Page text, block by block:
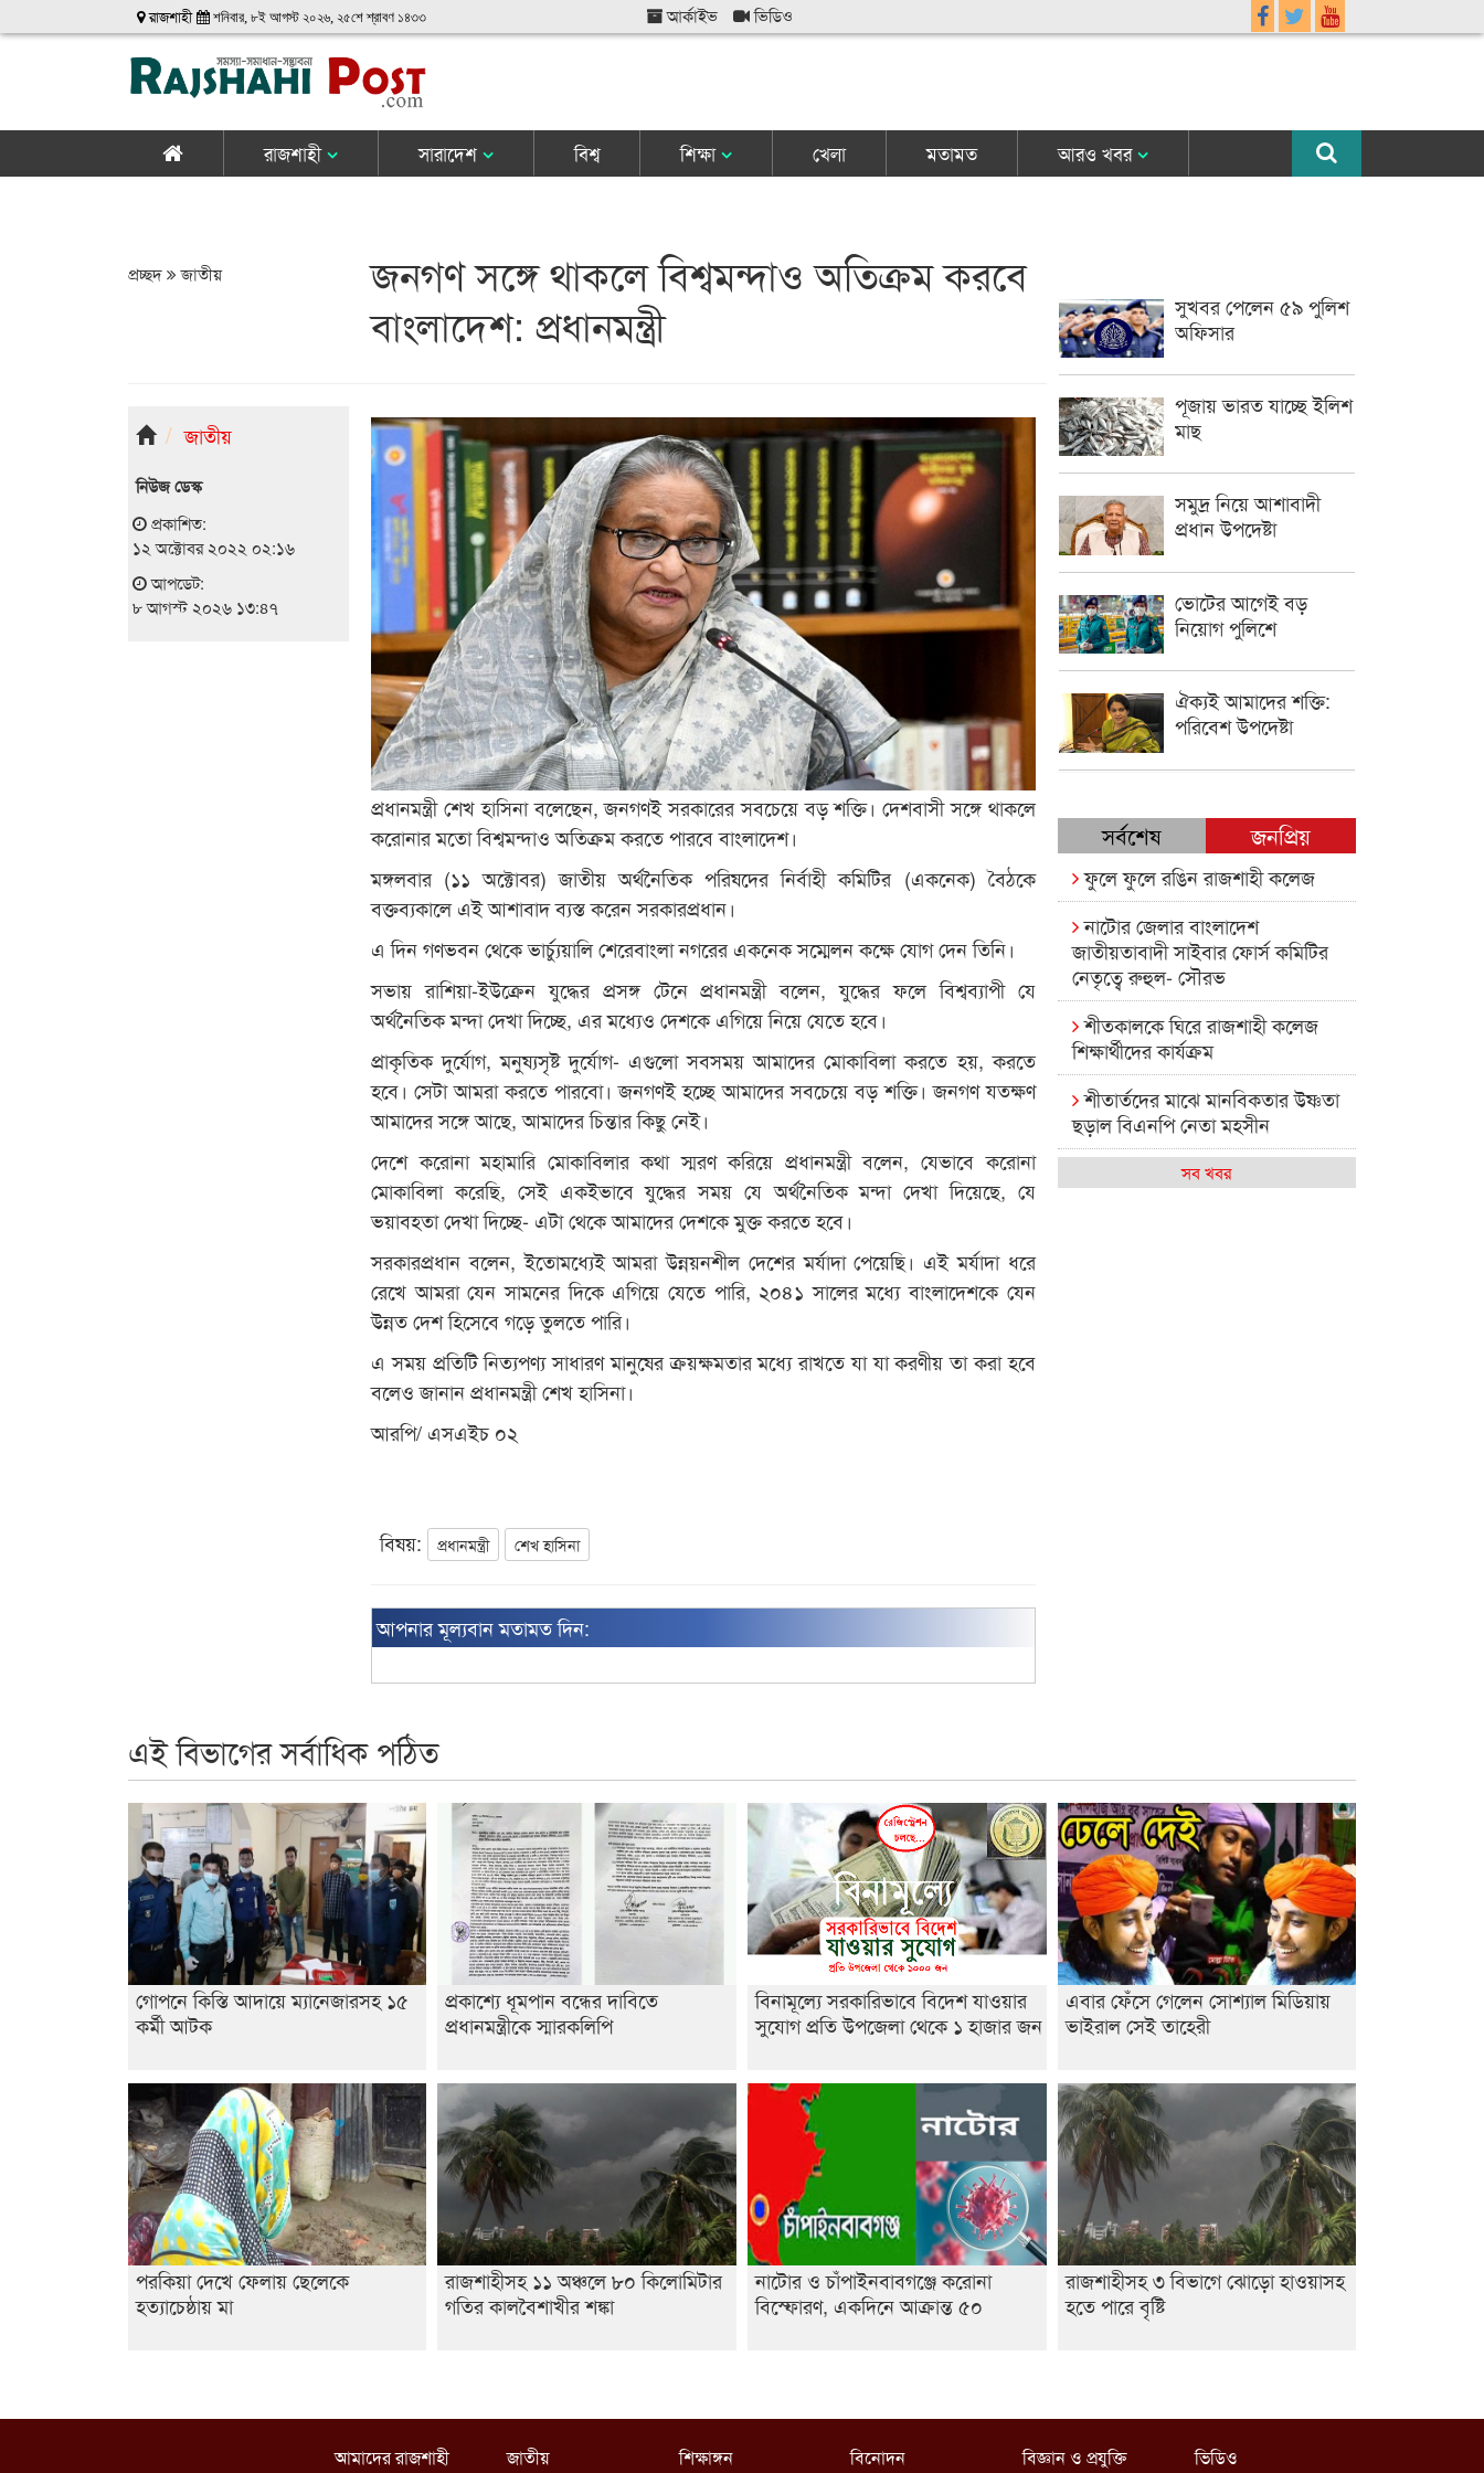
রাজশাহী শনিবার, ৮ই আগস্ট ২০২৬, ২৫শে শ্রাবণ ১৪৩৩ আর্কাইভ ভিডিও
রাজশাহী সারাদেশ বিশ্ব শিক্ষা খেলা মতামত আরও খবর
প্রচ্ছদ জাতীয়
জনগণ সঙ্গে থাকলে বিশ্বমন্দাও অতিক্রম করবে
বাংলাদেশ: প্রধানমন্ত্রী
জাতীয়
নিউজ ডেস্ক
প্রকাশিত:
১২ অক্টোবর ২০২২ ০২:১৬
আপডেট:
৮ আগস্ট ২০২৬ ১৩:৪৭
প্রধানমন্ত্রী শেখ হাসিনা বলেছেন, জনগণই সরকারের সবচেয়ে বড় শক্তি। দেশবাসী সঙ্গে থাকলে
করোনার মতো বিশ্বমন্দাও অতিক্রম করতে পারবে বাংলাদেশ।
মঙ্গলবার (১১ অক্টোবর) জাতীয় অর্থনৈতিক পরিষদের নির্বাহী কমিটির (একনেক) বৈঠকে
বক্তব্যকালে এই আশাবাদ ব্যস্ত করেন সরকারপ্রধান।
এ দিন গণভবন থেকে ভার্চ্যুয়ালি শেরেবাংলা নগরের একনেক সম্মেলন কক্ষে যোগ দেন তিনি।
সভায় রাশিয়া-ইউক্রেন যুদ্ধের প্রসঙ্গ টেনে প্রধানমন্ত্রী বলেন, যুদ্ধের ফলে বিশ্বব্যাপী যে
অর্থনৈতিক মন্দা দেখা দিচ্ছে, এর মধ্যেও দেশকে এগিয়ে নিয়ে যেতে হবে।
প্রাকৃতিক দুর্যোগ, মনুষ্যসৃষ্ট দুর্যোগ- এগুলো সবসময় আমাদের মোকাবিলা করতে হয়, করতে
হবে। সেটা আমরা করতে পারবো। জনগণই হচ্ছে আমাদের সবচেয়ে বড় শক্তি। জনগণ যতক্ষণ
আমাদের সঙ্গে আছে, আমাদের চিন্তার কিছু নেই।
দেশে করোনা মহামারি মোকাবিলার কথা স্মরণ করিয়ে প্রধানমন্ত্রী বলেন, যেভাবে করোনা
মোকাবিলা করেছি, সেই একইভাবে যুদ্ধের সময় যে অর্থনৈতিক মন্দা দেখা দিয়েছে, যে
ভয়াবহতা দেখা দিচ্ছে- এটা থেকে আমাদের দেশকে মুক্ত করতে হবে।
সরকারপ্রধান বলেন, ইতোমধ্যেই আমরা উন্নয়নশীল দেশের মর্যাদা পেয়েছি। এই মর্যাদা ধরে
রেখে আমরা যেন সামনের দিকে এগিয়ে যেতে পারি, ২০৪১ সালের মধ্যে বাংলাদেশকে যেন
উন্নত দেশ হিসেবে গড়ে তুলতে পারি।
এ সময় প্রতিটি নিত্যপণ্য সাধারণ মানুষের ক্রয়ক্ষমতার মধ্যে রাখতে যা যা করণীয় তা করা হবে
বলেও জানান প্রধানমন্ত্রী শেখ হাসিনা।
আরপি/ এসএইচ ০২
বিষয়: প্রধানমন্ত্রী শেখ হাসিনা
আপনার মূল্যবান মতামত দিন:
সুখবর পেলেন ৫৯ পুলিশ
অফিসার
পূজায় ভারত যাচ্ছে ইলিশ
মাছ
সমুদ্র নিয়ে আশাবাদী
প্রধান উপদেষ্টা
ভোটের আগেই বড়
নিয়োগ পুলিশে
ঐক্যই আমাদের শক্তি:
পরিবেশ উপদেষ্টা
সর্বশেষ জনপ্রিয়
ফুলে ফুলে রঙিন রাজশাহী কলেজ
নাটোর জেলার বাংলাদেশ
জাতীয়তাবাদী সাইবার ফোর্স কমিটির
নেতৃত্বে রুহুল- সৌরভ
শীতকালকে ঘিরে রাজশাহী কলেজ
শিক্ষার্থীদের কার্যক্রম
শীতার্তদের মাঝে মানবিকতার উষ্ণতা
ছড়াল বিএনপি নেতা মহসীন
রাজশাহী কলেজের মিষ্টি বিকেল
রাজশাহীতে ট্রাকচাপায় ভ্যানচালক
নিহত
শেষ সময়ে ভোট কারচুরি অভিযোগ
আবিদের
সব খবর
এই বিভাগের সর্বাধিক পঠিত
গোপনে কিস্তি আদায়ে ম্যানেজারসহ ১৫
কর্মী আটক
প্রকাশ্যে ধূমপান বন্ধের দাবিতে
প্রধানমন্ত্রীকে স্মারকলিপি
বিনামূল্যে সরকারিভাবে বিদেশ যাওয়ার
সুযোগ প্রতি উপজেলা থেকে ১ হাজার জন
এবার ফেঁসে গেলেন সোশ্যাল মিডিয়ায়
ভাইরাল সেই তাহেরী
পরকিয়া দেখে ফেলায় ছেলেকে
হত্যাচেষ্ঠায় মা
রাজশাহীসহ ১১ অঞ্চলে ৮০ কিলোমিটার
গতির কালবৈশাখীর শঙ্কা
নাটোর ও চাঁপাইনবাবগঞ্জে করোনা
বিস্ফোরণ, একদিনে আক্রান্ত ৫০
রাজশাহীসহ ৩ বিভাগে ঝোড়ো হাওয়াসহ
হতে পারে বৃষ্টি
আমাদের রাজশাহী জাতীয় শিক্ষাঙ্গন বিনোদন বিজ্ঞান ও প্রযুক্তি ভিডিও